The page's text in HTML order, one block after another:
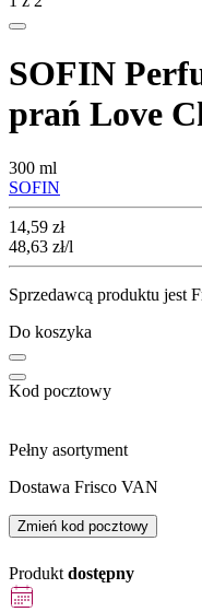
SOFIN
prań Love
300 ml
SOFIN
Cena
14,59 zł
48,63 zł/l
Sprzedawcą produktu jest
Do koszyka
Kod pocztowy
Pełny asortyment
Dostawa Frisco VAN
Zmień kod pocztowy
Produkt dostępny